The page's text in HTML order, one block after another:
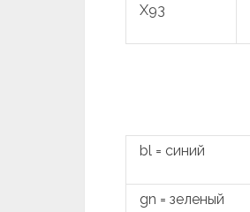
X93
bl = синий
gn = зеленый